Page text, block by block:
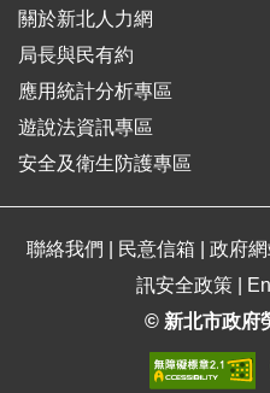
關於新北人力網
局長與民有約
應用統計分析專區
遊說法資訊專區
安全及衛生防護專區
聯絡我們 民意信箱 政府
訊安全政策
© 新北市政府